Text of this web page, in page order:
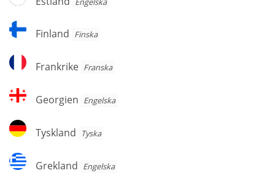
Finland
Finland Finska
Frankrike
Frankrike Franska
Georgien
Georgien Engelska
Tyskland
Tyskland Tyska
Grekland
Grekland Engelska